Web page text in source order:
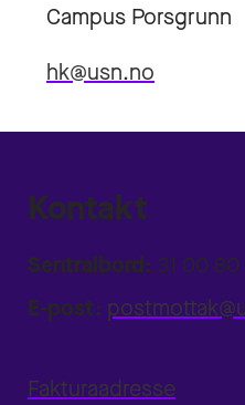
Campus Porsgrunn
hk@usn.no
Kontakt
Sentralbord: 31 00
E-post:
Fakturaadresse